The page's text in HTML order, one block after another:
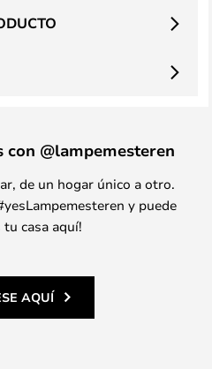
@lampemesteren
de un hogar único a otro.
y puede
tu casa aquí!
AQUÍ